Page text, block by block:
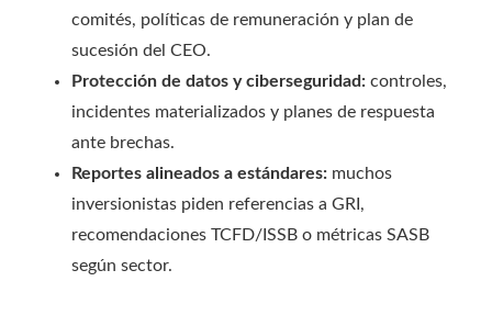
comités, políticas de remuneración y plan de
sucesión del CEO.
Protección de datos y ciberseguridad: controles,
incidentes materializados y planes de respuesta
ante brechas.
Reportes alineados a estándares: muchos
inversionistas piden referencias a GRI,
recomendaciones TCFD/ISSB o métricas SASB
según sector.